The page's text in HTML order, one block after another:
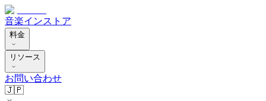
音楽インストア
料金
リソース
お問い合わせ
🇯🇵